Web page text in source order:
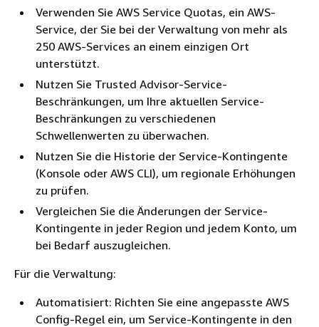
Verwenden Sie AWS Service Quotas, ein AWS-
Service, der Sie bei der Verwaltung von mehr als
250 AWS-Services an einem einzigen Ort
unterstützt.
Nutzen Sie Trusted Advisor-Service-
Beschränkungen, um Ihre aktuellen Service-
Beschränkungen zu verschiedenen
Schwellenwerten zu überwachen.
Nutzen Sie die Historie der Service-Kontingente
(Konsole oder AWS CLI), um regionale Erhöhungen
zu prüfen.
Vergleichen Sie die Änderungen der Service-
Kontingente in jeder Region und jedem Konto, um
bei Bedarf auszugleichen.
Für die Verwaltung:
Automatisiert: Richten Sie eine angepasste AWS
Config-Regel ein, um Service-Kontingente in den